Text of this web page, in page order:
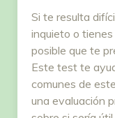
Si te resulta
inquieto o
posible que te
Este test te
comunes de
una evaluación